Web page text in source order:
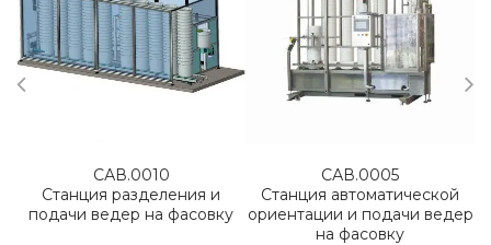
САВ.0010
Станция разделения и
подачи ведер на фасовку
САВ.0005
Станция автоматической
ориентации и подачи ведер
на фасовку